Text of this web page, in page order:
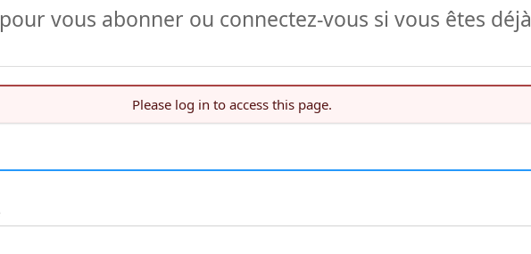
pour vous abonner ou connectez-vous si vous êtes déjà
Please log in to access this page.